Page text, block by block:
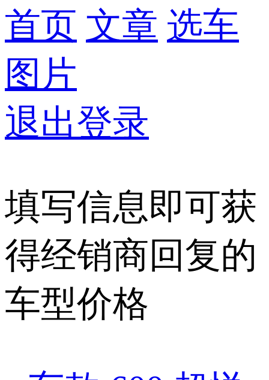
首页 文章 选车
图片
退出登录
填写信息即可获
得经销商回复的
车型价格